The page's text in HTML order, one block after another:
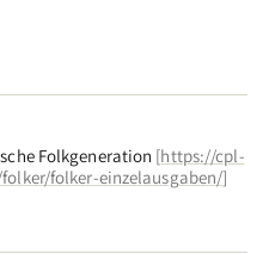
Folkgeneration [https://cpl-
folker-einzelausgaben/]